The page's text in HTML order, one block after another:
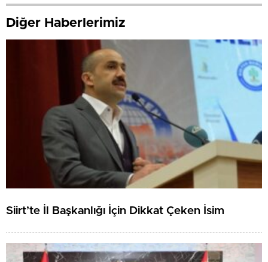
Diğer Haberlerimiz
Siirt’te İl Başkanlığı İçin Dikkat Çeken İsim